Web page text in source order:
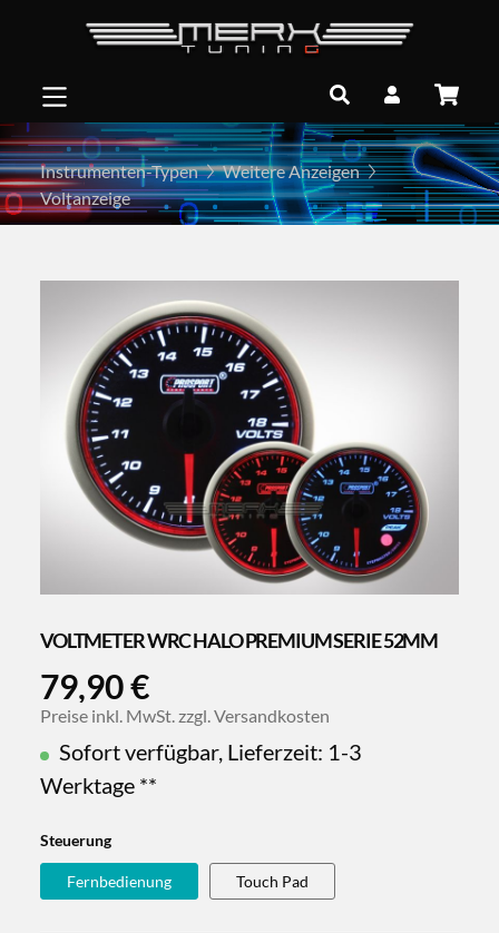
Instrumenten-Typen
Weitere Anzeigen
Voltanzeige
VOLTMETER WRC HALO PREMIUM SERIE 52MM
79,90 €
Preise inkl. MwSt. zzgl. Versandkosten
Sofort verfügbar, Lieferzeit: 1-3
Werktage **
Steuerung
Fernbedienung Touch Pad